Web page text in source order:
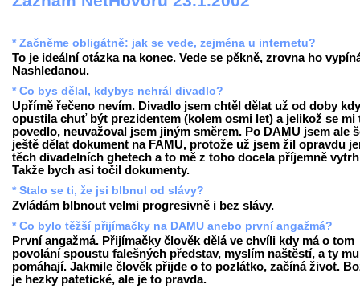
* Začněme obligátně: jak se vede, zejména u internetu?
To je ideální otázka na konec. Vede se pěkně, zrovna ho
Nashledanou.
* Co bys dělal, kdybys nehrál divadlo?
Upřímě řečeno nevím. Divadlo jsem chtěl dělat už od doby
opustila chuť být prezidentem (kolem osmi let) a jelikož se mi
povedlo, neuvažoval jsem jiným směrem. Po DAMU jsem ale
ještě dělat dokument na FAMU, protože už jsem žil opravdu
těch divadelních ghetech a to mě z toho docela příjemně
Takže bych asi točil dokumenty.
* Stalo se ti, že jsi blbnul od slávy?
Zvládám blbnout velmi progresivně i bez slávy.
* Co bylo těžší přijímačky na DAMU anebo první angažmá?
První angažmá. Přijímačky člověk dělá ve chvíli kdy má o tom
povolání spoustu falešných představ, myslím naštěstí, a ty
pomáhají. Jakmile člověk přijde o to pozlátko, začíná život.
je hezky patetické, ale je to pravda.